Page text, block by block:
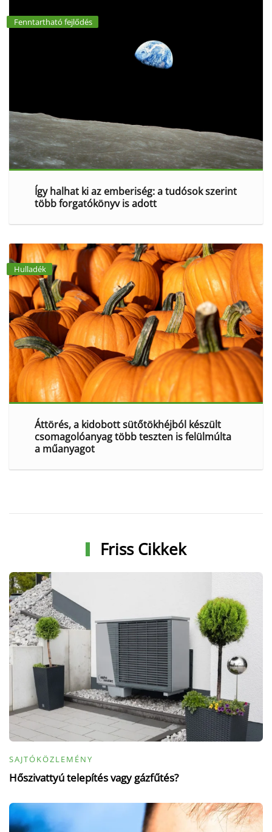
Fenntartható fejlődés
Így halhat ki az emberiség: a tudósok szerint
több forgatókönyv is adott
Hulladék
Áttörés, a kidobott sütőtökhéjból készült
csomagolóanyag több teszten is felülmúlta
a műanyagot
Friss Cikkek
SAJTÓKÖZLEMÉNY
Hőszivattyú telepítés vagy gázfűtés?